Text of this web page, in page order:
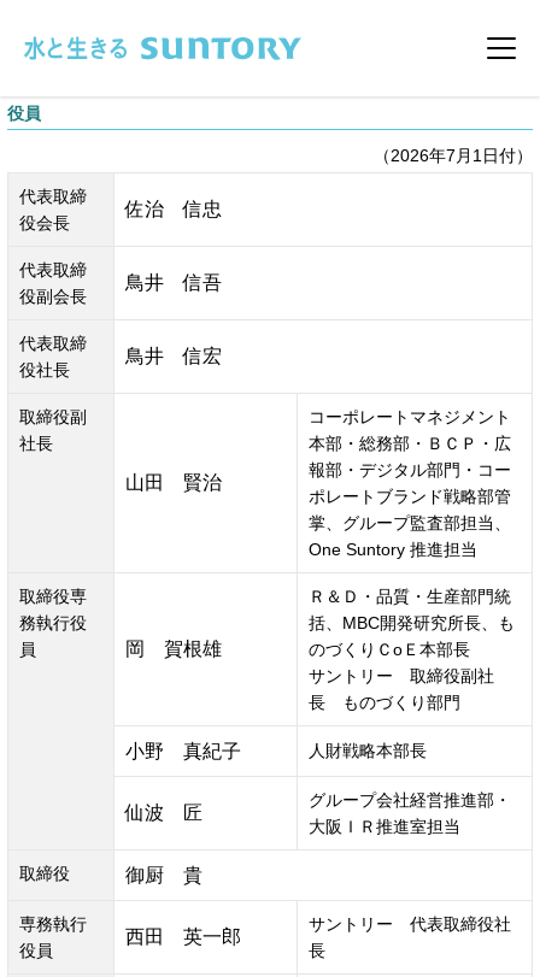
メ
役員
（2026年7月1日付）
代表取締
役会長
佐治　信忠
代表取締
役副会長
鳥井　信吾
代表取締
役社長
鳥井　信宏
取締役副
社長
山田　賢治
コーポレートマネジメント
本部・総務部・ＢＣＰ・広
報部・デジタル部門・コー
ポレートブランド戦略部管
掌、グループ監査部担当、
One Suntory 推進担当
取締役専
務執行役
員
岡　賀根雄
Ｒ＆Ｄ・品質・生産部門統
括、MBC開発研究所長、も
のづくりＣoＥ本部長
サントリー　取締役副社
長　ものづくり部門
小野　真紀子 人財戦略本部長
仙波　匠
グループ会社経営推進部・
大阪ＩＲ推進室担当
取締役 御厨　貴
専務執行
役員
西田　英一郎
サントリー　代表取締役社
長